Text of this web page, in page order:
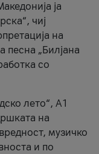
ја
чиј
на
песна „Билјана
со
лето“, А1
на
музичко
и по